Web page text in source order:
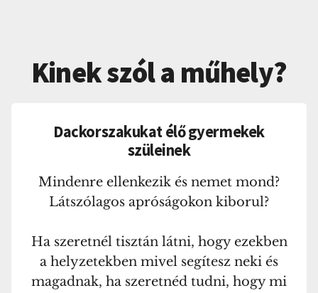
Kinek szól a műhely?
Dackorszakukat élő gyermekek
szüleinek
Mindenre ellenkezik és nemet mond?
Látszólagos apróságokon kiborul?
Ha szeretnél tisztán látni, hogy ezekben
a helyzetekben mivel segítesz neki és
magadnak, ha szeretnéd tudni, hogy mi